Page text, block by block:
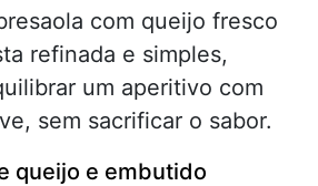
com queijo fresco
refinada e simples,
um aperitivo com
sem sacrificar o sabor.
queijo e embutido